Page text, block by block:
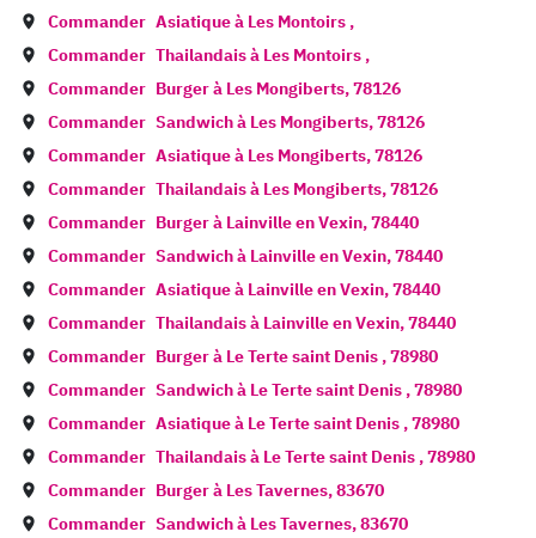
Commander Asiatique à Les Montoirs ,
Commander Thailandais à Les Montoirs ,
Commander Burger à Les Mongiberts,78126
Commander Sandwich à Les Mongiberts,78126
Commander Asiatique à Les Mongiberts,78126
Commander Thailandais à Les Mongiberts,78126
Commander Burger à Lainville en Vexin,78440
Commander Sandwich à Lainville en Vexin,78440
Commander Asiatique à Lainville en Vexin,78440
Commander Thailandais à Lainville en Vexin,78440
Commander Burger à Le Terte saint Denis ,78980
Commander Sandwich à Le Terte saint Denis ,78980
Commander Asiatique à Le Terte saint Denis ,78980
Commander Thailandais à Le Terte saint Denis ,78980
Commander Burger à Les Tavernes,83670
Commander Sandwich à Les Tavernes,83670